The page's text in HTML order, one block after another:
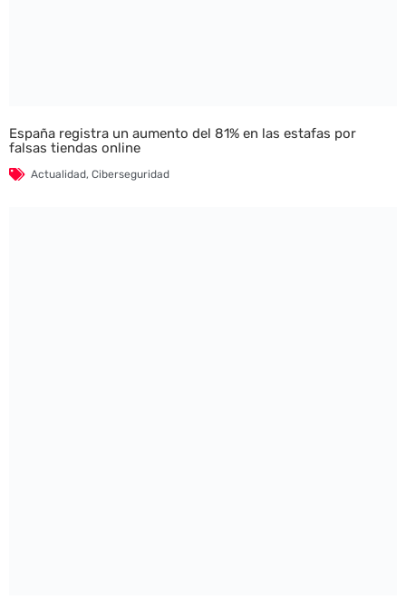
España registra un aumento del 81% en las estafas por
falsas tiendas online
Actualidad, Ciberseguridad